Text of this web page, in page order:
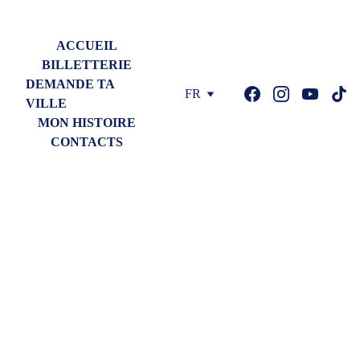
TRISTANPIERRE.COM
ACCUEIL
BILLETTERIE
DEMANDE TA
VILLE
MON HISTOIRE
CONTACTS
FR